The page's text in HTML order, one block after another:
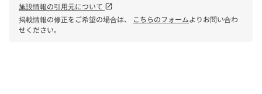
施設情報の引用元について open_in_new
掲載情報の修正をご希望の場合は、 こちらのフォームよりお問い合わ
せください。